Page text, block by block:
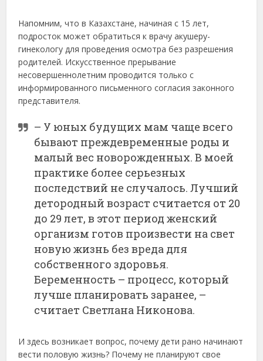
Напомним, что в Казахстане, начиная с 15 лет,
подросток может обратиться к врачу акушеру-
гинекологу для проведения осмотра без разрешения
родителей. Искусственное прерывание
несовершеннолетним проводится только с
информированного письменного согласия законного
представителя.
– У юных будущих мам чаще всего
бывают преждевременные роды и
малый вес новорожденных. В моей
практике более серьезных
последствий не случалось. Лучший
детородный возраст считается от 20
до 29 лет, в этот период женский
организм готов произвести на свет
новую жизнь без вреда для
собственного здоровья.
Беременность – процесс, который
лучше планировать заранее, –
считает Светлана Никонова.
И здесь возникает вопрос, почему дети рано начинают
вести половую жизнь? Почему не планируют свое